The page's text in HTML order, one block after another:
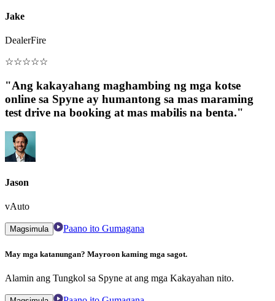
Jake
DealerFire
☆☆☆☆☆
"Ang kakayahang maghambing ng mga kotse
online sa Spyne ay humantong sa mas maraming
test drive na booking at mas mabilis na benta."
Jason
vAuto
Magsimula Paano ito Gumagana
May mga katanungan? Mayroon kaming mga sagot.
Alamin ang Tungkol sa Spyne at ang mga Kakayahan nito.